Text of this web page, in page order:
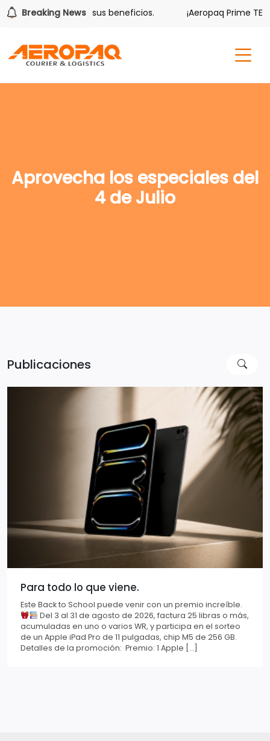
Breaking News
también tiene sus beneficios. ¡Aeropaq Prime TE
Aprovecha los especiales del
4 de Julio
Publicaciones
Para todo lo que viene.
Este Back to School puede venir con un premio increíble.
Del 3 al 31 de agosto de 2026, factura 25 libras o más,
acumuladas en uno o varios WR, y participa en el sorteo
de un Apple iPad Pro de 11 pulgadas, chip M5 de 256 GB.
Detalles de la promoción: Premio: 1 Apple […]